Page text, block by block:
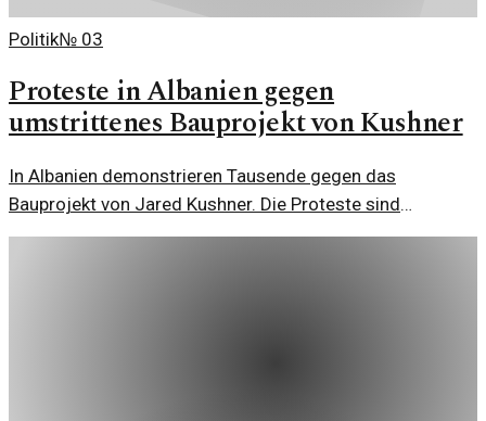
Politik№ 03
Proteste in Albanien gegen
umstrittenes Bauprojekt von Kushner
In Albanien demonstrieren Tausende gegen das
Bauprojekt von Jared Kushner. Die Proteste sind
Ausdruck einer breiten Unzufriedenheit mit der